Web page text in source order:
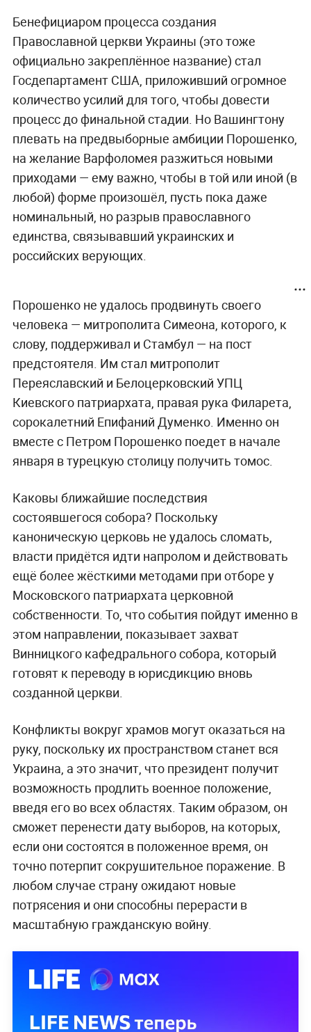
Бенефициаром процесса создания
Православной церкви Украины (это тоже
официально закреплённое название) стал
Госдепартамент США, приложивший огромное
количество усилий для того, чтобы довести
процесс до финальной стадии. Но Вашингтону
плевать на предвыборные амбиции Порошенко,
на желание Варфоломея разжиться новыми
приходами — ему важно, чтобы в той или иной (в
любой) форме произошёл, пусть пока даже
номинальный, но разрыв православного
единства, связывавший украинских и
российских верующих.
Порошенко не удалось продвинуть своего
человека — митрополита Симеона, которого, к
слову, поддерживал и Стамбул — на пост
предстоятеля. Им стал митрополит
Переяславский и Белоцерковский УПЦ
Киевского патриархата, правая рука Филарета,
сорокалетний Епифаний Думенко. Именно он
вместе с Петром Порошенко поедет в начале
января в турецкую столицу получить томос.
Каковы ближайшие последствия
состоявшегося собора? Поскольку
каноническую церковь не удалось сломать,
власти придётся идти напролом и действовать
ещё более жёсткими методами при отборе у
Московского патриархата церковной
собственности. То, что события пойдут именно в
этом направлении, показывает захват
Винницкого кафедрального собора, который
готовят к переводу в юрисдикцию вновь
созданной церкви.
Конфликты вокруг храмов могут оказаться на
руку, поскольку их пространством станет вся
Украина, а это значит, что президент получит
возможность продлить военное положение,
введя его во всех областях. Таким образом, он
сможет перенести дату выборов, на которых,
если они состоятся в положенное время, он
точно потерпит сокрушительное поражение. В
любом случае страну ожидают новые
потрясения и они способны перерасти в
масштабную гражданскую войну.